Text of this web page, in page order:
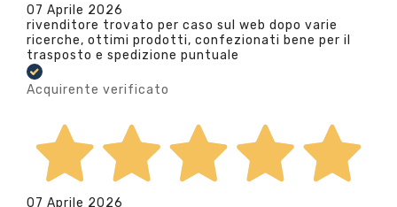
07 Aprile 2026
rivenditore trovato per caso sul web dopo varie
ricerche, ottimi prodotti, confezionati bene per il
trasposto e spedizione puntuale
Acquirente verificato
07 Aprile 2026